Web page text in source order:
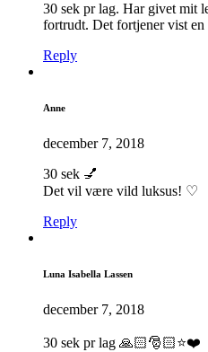
30 sek pr lag. Har givet mit
fortrudt. Det fortjener vist en
Reply
Anne
december 7, 2018
30 sek 💅
Det vil være vild luksus! ♡
Reply
Luna Isabella Lassen
december 7, 2018
30 sek pr lag 🙏🏻🎅🏻⭐️❤️